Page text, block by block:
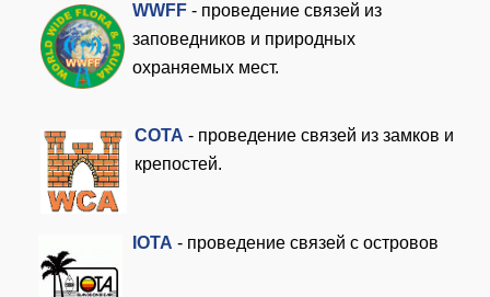
WWFF - проведение связей из
заповедников и природных
охраняемых мест.
COTA - проведение связей из замков и
крепостей.
OTA - проведение связей с островов